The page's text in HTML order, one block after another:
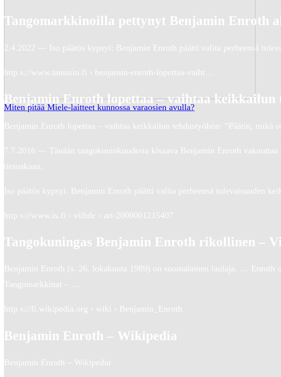
Miten pitää Miele-laitteet kunnossa varaosien avulla?
Tangomarkkinoilla pettynyt Benjamin Enroth
2.4.2022 — Iso päätös kypsyi: Benjamin Enroth päätti valita perheensä
http s://www.tanssiin.fi › benjamin-enroth-lopettaa-vaiht…
Benjamin Enroth lopettaa – vaihtaa keikkailun
Benjamin Enroth lopettaa – vaihtaa keikkailun tehdastyöhön: ”Päätin, mikä
7.7.2016 — Tänään tangokuninkuudesta kisaava Benjamin Enroth
tietoakaan.
Iso päätös kypsyi: Benjamin Enroth päätti valita perheensä tulevaisuuden
http s://www.is.fi › viihde › art-2000001215407
Tangokuningas Benjamin Enroth rikollinen –
Benjamin Enroth (s. 26. lokakuuta 1989) on suomalainen laulaja. …
Tangomarkkinat – …
http s://fi.wikipedia.org › wiki › Benjamin_Enroth
Benjamin Enroth – Wikipedia
Benjamin Enroth – Wikipedia